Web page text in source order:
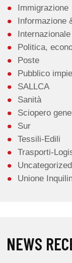
Immigrazione
Informazione
Internazionale
Politica,
Poste
Pubblico
SALLCA
Sanità
Sciopero
Sur
Tessili-Edili
Trasporti-
Uncategorized
Unione
NEWS